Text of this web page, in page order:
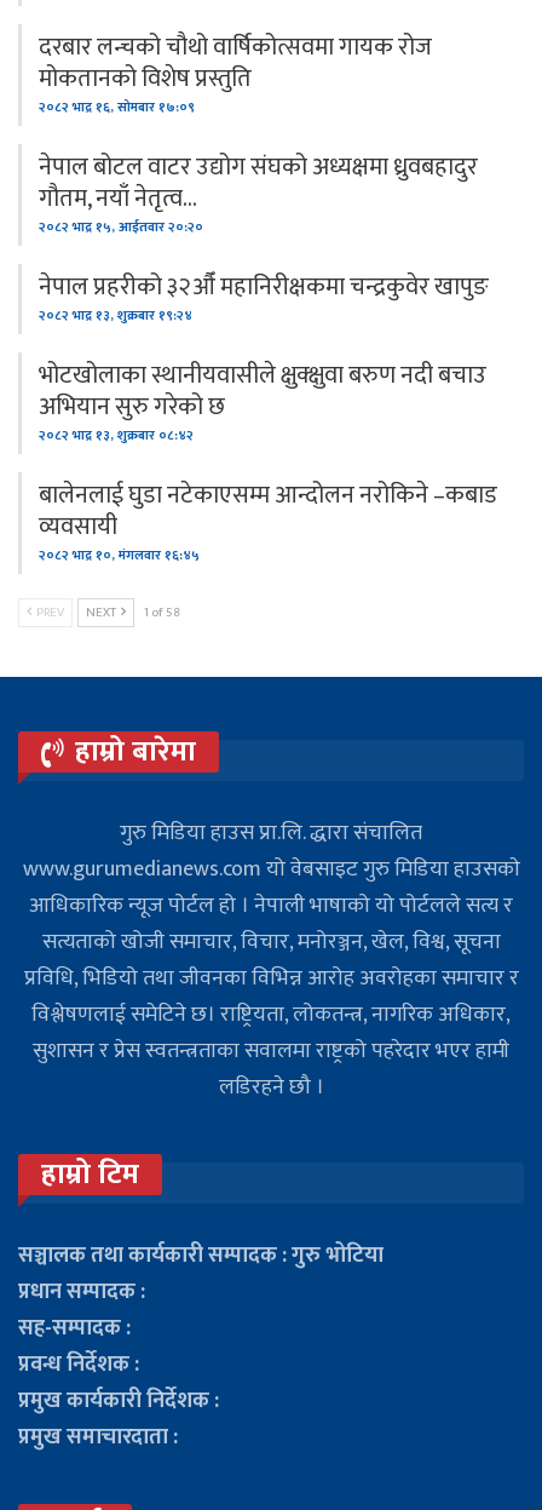
दरबार लन्चको चौथो वार्षिकोत्सवमा गायक रोज
मोकतानको विशेष प्रस्तुति
२०८२ भाद्र १६, सोमबार १७:०९
नेपाल बोटल वाटर उद्योग संघको अध्यक्षमा ध्रुवबहादुर
गौतम, नयाँ नेतृत्व…
२०८२ भाद्र १५, आईतवार २०:२०
नेपाल प्रहरीको ३२औँ महानिरीक्षकमा चन्द्रकुवेर खापुङ
२०८२ भाद्र १३, शुक्रबार १९:२४
भोटखोलाका स्थानीयवासीले क्षुक्क्षुवा बरुण नदी बचाउ
अभियान सुरु गरेको छ
२०८२ भाद्र १३, शुक्रबार ०८:४२
बालेनलाई घुडा नटेकाएसम्म आन्दोलन नरोकिने –कबाड
व्यवसायी
२०८२ भाद्र १०, मंगलवार १६:४५
PREV NEXT 1 of 58
हाम्रो बारेमा
गुरु मिडिया हाउस प्रा.लि. द्धारा संचालित
www.gurumedianews.com यो वेबसाइट गुरु मिडिया हाउसकाे
आधिकारिक न्यूज पोर्टल हो । नेपाली भाषाको यो पोर्टलले सत्य र
सत्यताको खोजी समाचार, विचार, मनोरञ्जन, खेल, विश्व, सूचना
प्रविधि, भिडियो तथा जीवनका विभिन्न आरोह अवरोहका समाचार र
विश्लेषणलाई समेटिने छ। राष्ट्रियता, लोकतन्त्र, नागरिक अधिकार,
सुशासन र प्रेस स्वतन्त्रताका सवालमा राष्ट्रको पहरेदार भएर हामी
लडिरहने छौ ।
हाम्रो टिम
सञ्चालक तथा कार्यकारी सम्पादक : गुरु भोटिया
प्रधान सम्पादक :
सह-सम्पादक :
प्रवन्ध निर्देशक :
प्रमुख कार्यकारी निर्देशक :
प्रमुख समाचारदाता :